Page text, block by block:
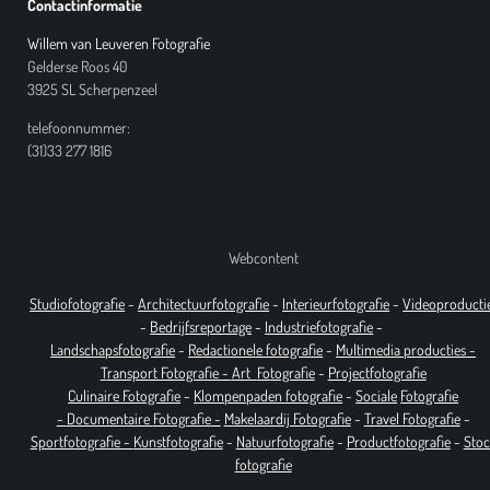
Contactinformatie
Willem van Leuveren Fotografie
Gelderse Roos 40
3925 SL Scherpenzeel
telefoonnummer:
(31)33 277 1816
Webcontent
Studiofotografie-Architectuurfotografie- Interieurfotografie-
- Bedrijfsreportage- Industriefotografie-
Landschapsfotografie- Redactionele fotografie- Multimedia producties -
Transport Fotografie - Art Fotografie- Projectfotografie
Culinaire Fotografie- Klompenpaden fotografie-Sociale Fotografie
- Documentaire Fotografie- Makelaardij Fotografie- Travel Fotografie-
Sportfotografie - Kunstfotografie- Natuurfotografie- Productfotografie-
fotografie